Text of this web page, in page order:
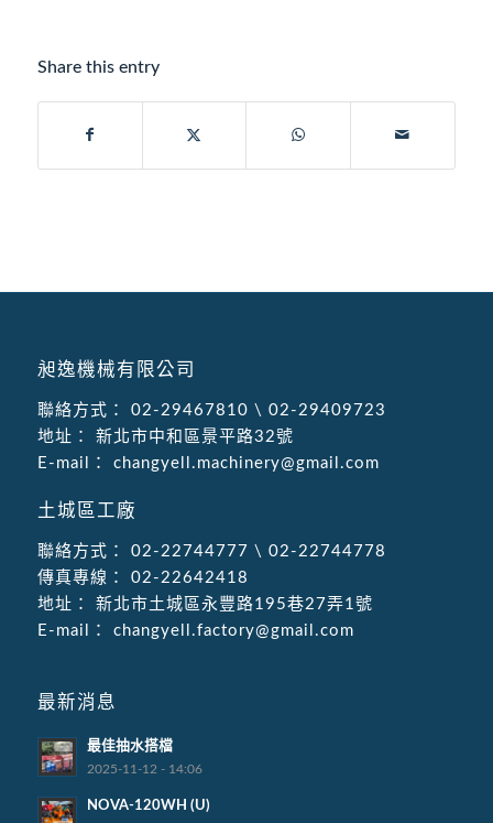
Share this entry
昶逸機械有限公司
聯絡方式： 02-29467810 \ 02-29409723
地址：
新北市中和區景平路32號
E-mail：
changyell.machinery@gmail.com
土城區工廠
聯絡方式： 02-22744777 \ 02-22744778
傳真專線：
02-22642418
地址：
新北市土城區永豐路195巷27弄1號
E-mail：
changyell.factory@gmail.com
最新消息
最佳抽水搭檔
2025-11-12 - 14:06
NOVA-120WH (U)